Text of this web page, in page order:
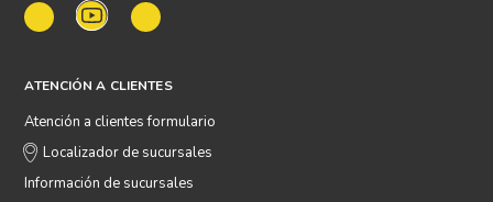
ATENCIÓN A CLIENTES
Atención a clientes formulario
Localizador de sucursales
Información de sucursales